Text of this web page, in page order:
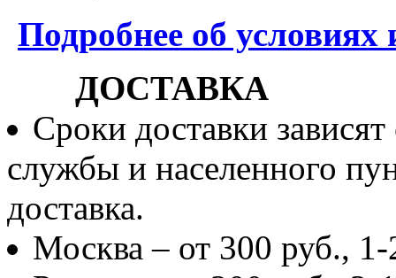
Подробнее об
ДОСТАВКА
Сроки доставки
службы и населенного
доставка.
Москва – от 300 руб.,